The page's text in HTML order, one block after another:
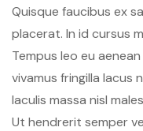
Quisque faucibus ex
placerat. In id cursus
Tempus leo eu
vivamus fringilla lacus
Iaculis massa nisl
Ut hendrerit semper